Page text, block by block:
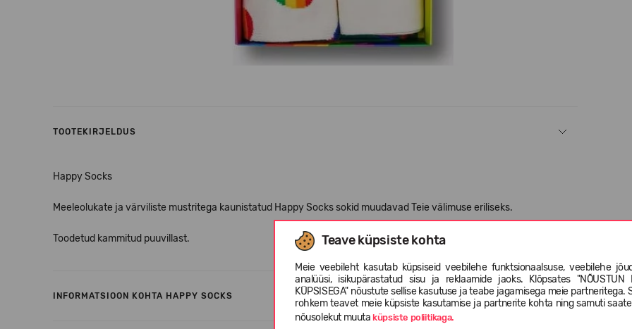
Teave küpsiste kohta
Meie veebileht kasutab küpsiseid veebilehe funktsionaalsuse, veebilehe
analüüsi, isikupärastatud sisu ja reklaamide jaoks. Klõpsates "NÕUSTUN
KÜPSISEGA" nõustute sellise kasutuse ja teabe jagamisega meie partneritega.
rohkem teavet meie küpsiste kasutamise ja partnerite kohta ning samuti
nõusolekut muutaküpsiste poliitikaga.
TOOTEKIRJELDUS
Happy Socks
Meeleolukate ja värviliste mustritega kaunistatud Happy Socks sokid muudavad Teie välimuse eriliseks.
Toodetud kammitud puuvillast.
INFORMATSIOON KOHTA HAPPY SOCKS